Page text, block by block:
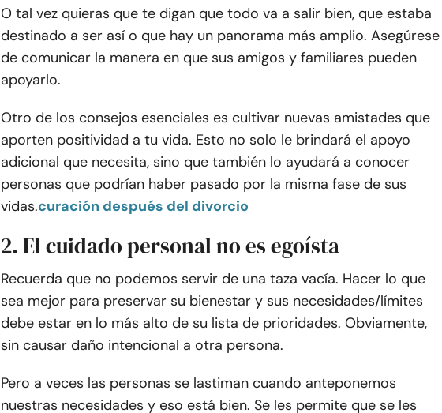
O tal vez quieras que te digan que todo va a salir bien, que estaba
destinado a ser así o que hay un panorama más amplio. Asegúrese
de comunicar la manera en que sus amigos y familiares pueden
apoyarlo.
Otro de los consejos esenciales es cultivar nuevas amistades que
aporten positividad a tu vida. Esto no solo le brindará el apoyo
adicional que necesita, sino que también lo ayudará a conocer
personas que podrían haber pasado por la misma fase de sus
vidas.curación después del divorcio
2. El cuidado personal no es egoísta
Recuerda que no podemos servir de una taza vacía. Hacer lo que
sea mejor para preservar su bienestar y sus necesidades/límites
debe estar en lo más alto de su lista de prioridades. Obviamente,
sin causar daño intencional a otra persona.
Pero a veces las personas se lastiman cuando anteponemos
nuestras necesidades y eso está bien. Se les permite que se les